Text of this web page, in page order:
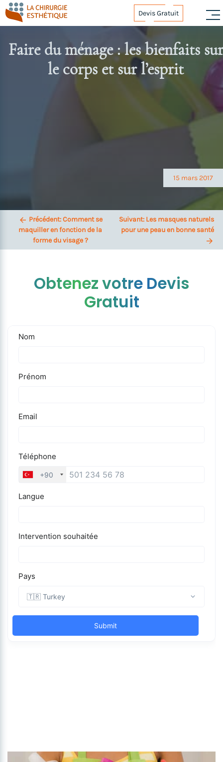
Skip
to
content
Devis Gratuit
Faire du ménage : les bienfaits sur
le corps et sur l’esprit
15 mars 2017
Précédent: Comment se
maquiller en fonction de la
forme du visage ?
Suivant: Les masques naturels
pour une peau en bonne santé
Obtenez votre Devis
Gratuit